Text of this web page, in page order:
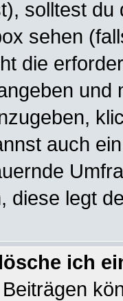
solltest
sehen
die
und
auch
diese legt
ich